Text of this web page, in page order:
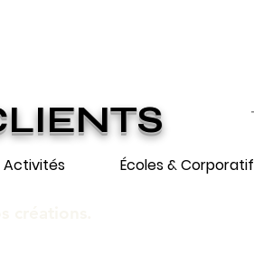
Activités Écoles & Corporatif